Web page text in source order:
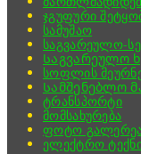
ჯგუფური
სამუშაო
საგვარეულო-
Საგვარეულო
სოფლის
Სამშენებლო
ტრანსპორტი
მომსახურება
ფოტო
ელექტრო